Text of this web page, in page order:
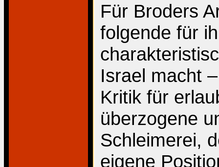
Für Broders
folgende für
Israel macht
Kritik für
überzogene
Schleimerei,
eigene